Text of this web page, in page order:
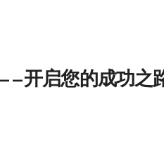
开启您的成功之